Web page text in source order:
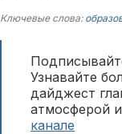
Ключевые слова:
Узнавайте
дайджест
атмосферой
канале